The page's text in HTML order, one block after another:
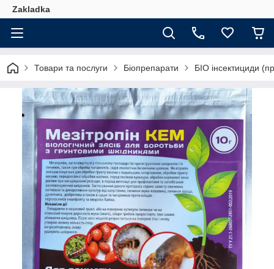
Zakladka
Товари та послуги Біопрепарати БІО інсектициди